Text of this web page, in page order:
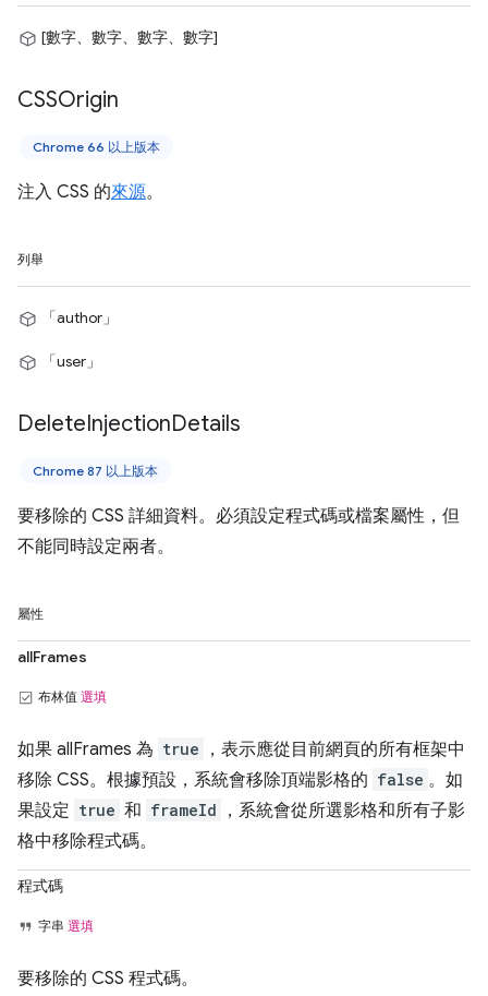
[數字、數字、數字、數字]
CSSOrigin
Chrome 66 以上版本
注入 CSS 的來源。
列舉
「author」
「user」
DeleteInjectionDetails
Chrome 87 以上版本
要移除的 CSS 詳細資料。必須設定程式碼或檔案屬性，但
不能同時設定兩者。
屬性
allFrames
布林值 選填
如果 allFrames 為 true
，表示應從目前網頁的所有框架中
移除 CSS。根據預設，系統會移除頂端影格的 false 。如
果設定 true 和 frameId
，系統會從所選影格和所有子影
格中移除程式碼。
程式碼
字串 選填
要移除的 CSS 程式碼。